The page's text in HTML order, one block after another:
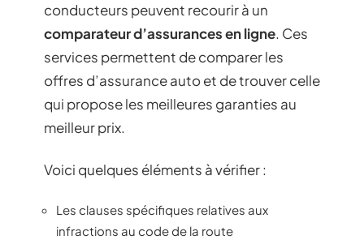
conducteurs peuvent recourir à un
comparateur d’assurances en ligne. Ces
services permettent de comparer les
offres d’assurance auto et de trouver celle
qui propose les meilleures garanties au
meilleur prix.
Voici quelques éléments à vérifier :
Les clauses spécifiques relatives aux
infractions au code de la route